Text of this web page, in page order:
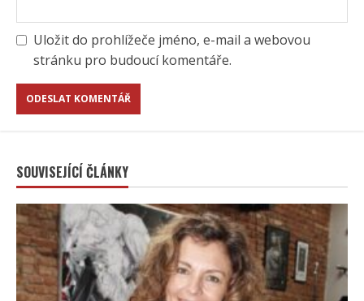
Uložit do prohlížeče jméno, e-mail a webovou
stránku pro budoucí komentáře.
SOUVISEJÍCÍ ČLÁNKY